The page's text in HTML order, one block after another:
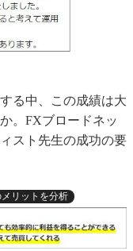
る中、この成績は大
。FXブロードネッ
スト先生の成功の要
リットを分析